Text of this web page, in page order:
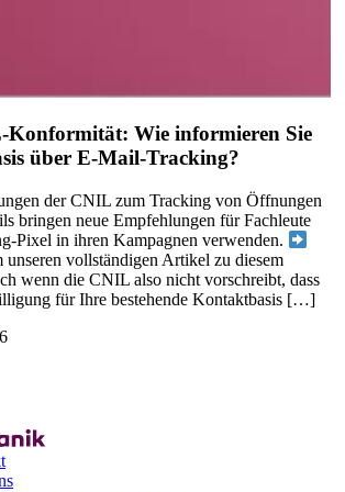
Wie informieren Sie
über E-Mail-Tracking?
der CNIL zum Tracking von Öffnungen
bringen neue Empfehlungen für Fachleute
Pixel in ihren Kampagnen verwenden.
vollständigen Artikel zu diesem
wenn die CNIL also nicht vorschreibt, dass
für Ihre bestehende Kontaktbasis […]